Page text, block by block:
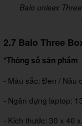
Balo unisex
2.7 Balo Three
*Thông số sản phẩm
- Màu sắc: Đen / Nâu
- Ngăn đựng laptop:
- Kích thước: 30 x 40